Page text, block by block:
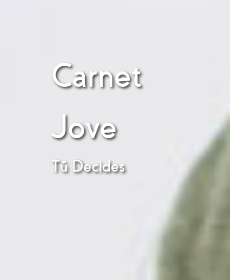
Carnet
Jove
Tú Decides